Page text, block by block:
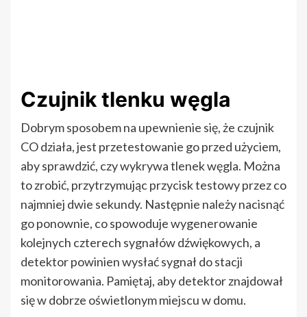
Czujnik tlenku węgla
Dobrym sposobem na upewnienie się, że czujnik
CO działa, jest przetestowanie go przed użyciem,
aby sprawdzić, czy wykrywa tlenek węgla. Można
to zrobić, przytrzymując przycisk testowy przez co
najmniej dwie sekundy. Następnie należy nacisnąć
go ponownie, co spowoduje wygenerowanie
kolejnych czterech sygnałów dźwiękowych, a
detektor powinien wysłać sygnał do stacji
monitorowania. Pamiętaj, aby detektor znajdował
się w dobrze oświetlonym miejscu w domu.